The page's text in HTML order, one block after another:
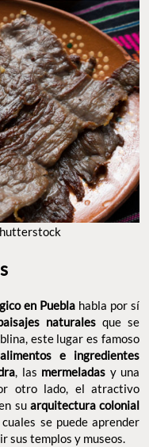
en Puebla habla por sí
naturales que se
este lugar es famoso
alimentos e ingredientes
, las mermeladas y una
otro lado, el atractivo
suarquitectura colonial
se puede aprender
sus templos y museos.